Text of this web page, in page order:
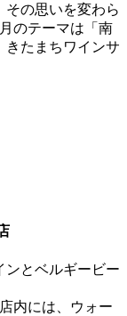
その思いを変わら
のテーマは「南
たまちワインサ
ンとベルギービー
内には、ウォー